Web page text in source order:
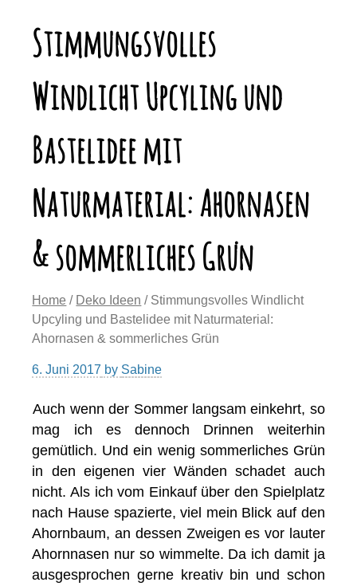
Stimmungsvolles
Windlicht Upcyling und
Bastelidee mit
Naturmaterial: Ahornasen
& sommerliches Grün
Home / Deko Ideen / Stimmungsvolles Windlicht
Upcyling und Bastelidee mit Naturmaterial:
Ahornasen & sommerliches Grün
6. Juni 2017 by Sabine
Auch wenn der Sommer langsam einkehrt, so
mag ich es dennoch Drinnen weiterhin
gemütlich. Und ein wenig sommerliches Grün
in den eigenen vier Wänden schadet auch
nicht. Als ich vom Einkauf über den Spielplatz
nach Hause spazierte, viel mein Blick auf den
Ahornbaum, an dessen Zweigen es vor lauter
Ahornnasen nur so wimmelte. Da ich damit ja
ausgesprochen gerne kreativ bin und schon